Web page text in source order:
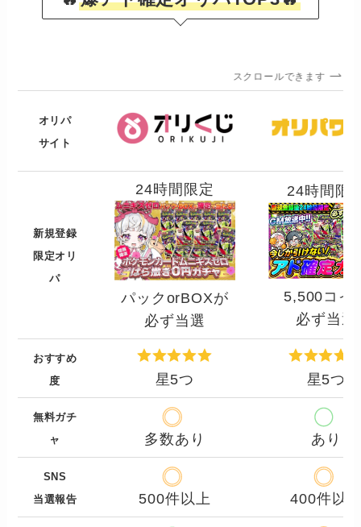
スクロールできます
オリパ
サイト
新規登録
限定オリ
パ
24時間限定
パックorBOXが
必ず当選
24時間限
5,500コイ
必ず当選
おすすめ
度
星5つ 星5つ
無料ガチ
ャ
多数あり あり
SNS
当選報告
500件以上 400件以